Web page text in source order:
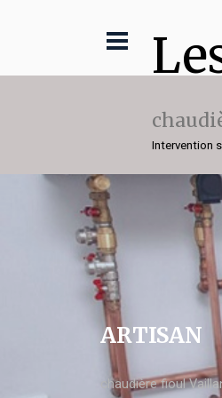
Intervention
ARTISAN
chaudière fioul